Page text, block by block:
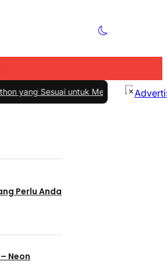
untuk Menunjang Kenyamanan dan
Perlu Anda
Neon
×